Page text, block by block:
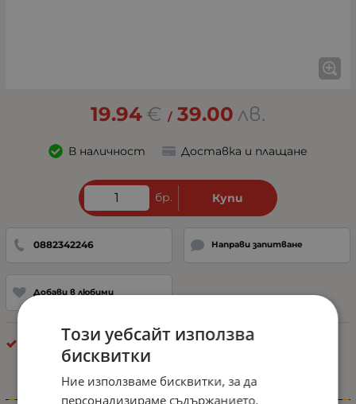
19.94 € / 39.00 лв.
В наличност Доставка и плащане
бр. Купи
0882342246 Направи запитване
Добави в любими
Стелки за багажник
Информация
Този уебсайт използва
бисквитки
Ние използваме бисквитки, за да
персонализираме съдържанието,